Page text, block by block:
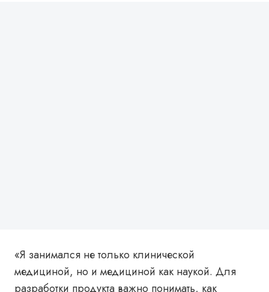
«Я занимался не только клинической
медициной, но и медициной как наукой. Для
разработки продукта важно понимать, как